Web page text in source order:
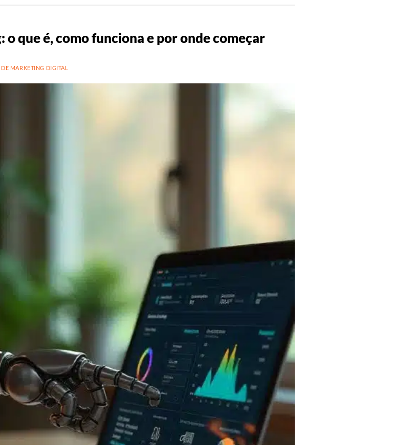
que é, como funciona e por onde começar
MARKETING DIGITAL